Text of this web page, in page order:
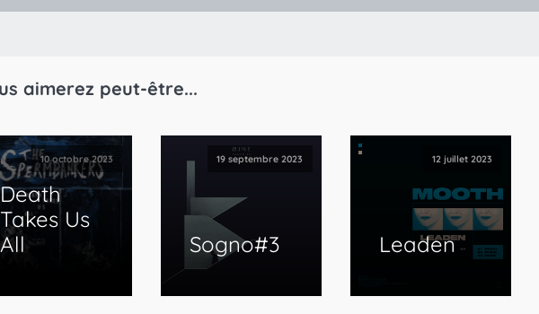
aimerez peut-être...
10 octobre 2023
Death
Takes Us
All
19 septembre 2023
Sogno#3
12 juillet 2023
Leaden